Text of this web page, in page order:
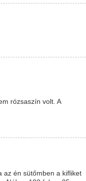
rózsaszín volt. A
az én sütőmben a kifliket